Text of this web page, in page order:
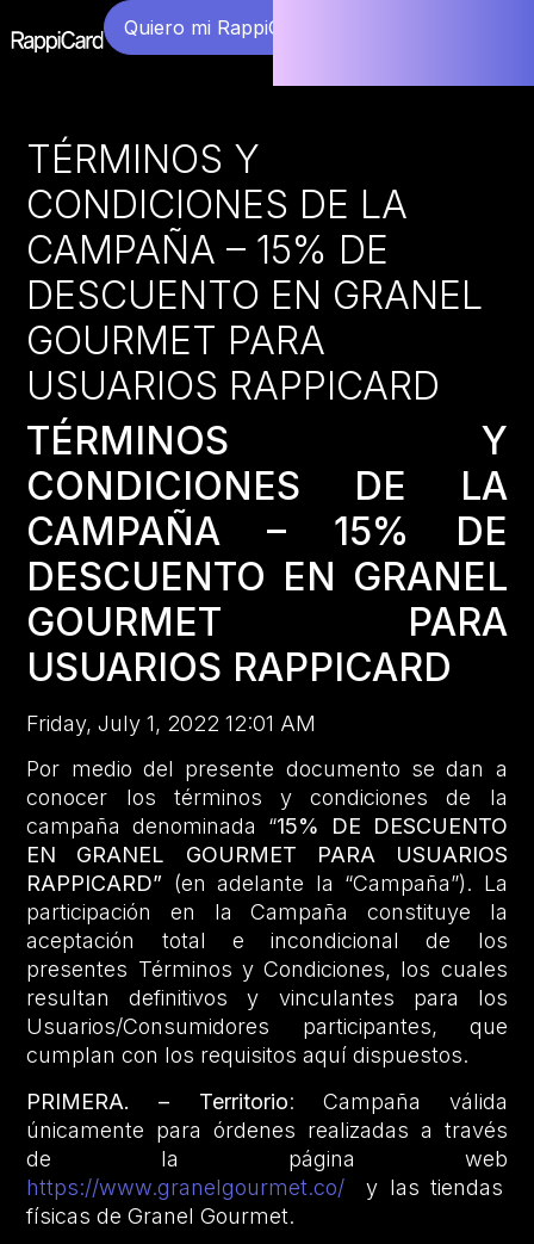
Quiero mi RappiCard
TÉRMINOS Y
CONDICIONES DE LA
CAMPAÑA – 15% DE
DESCUENTO EN GRANEL
GOURMET PARA
USUARIOS RAPPICARD
TÉRMINOS Y
CONDICIONES DE LA
CAMPAÑA – 15% DE
DESCUENTO EN GRANEL
GOURMET PARA
USUARIOS RAPPICARD
Friday, July 1, 2022 12:01 AM
Por medio del presente documento se dan a
conocer los términos y condiciones de la
campaña denominada “15% DE DESCUENTO
EN GRANEL GOURMET PARA USUARIOS
RAPPICARD” (en adelante la “Campaña”). La
participación en la Campaña constituye la
aceptación total e incondicional de los
presentes Términos y Condiciones, los cuales
resultan definitivos y vinculantes para los
Usuarios/Consumidores participantes, que
cumplan con los requisitos aquí dispuestos.
PRIMERA. – Territorio: Campaña válida
únicamente para órdenes realizadas a través
de la página web
https://www.granelgourmet.co/ y las tiendas
físicas de Granel Gourmet.